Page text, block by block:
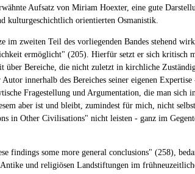
Aufsatz von Miriam Hoexter, eine gute
kulturgeschichtlich orientierten Osmanistik.
im zweiten Teil des vorliegenden Bandes stehend
ermöglicht" (205). Hierfür setzt er sich kritisch
Bereiche, die nicht zuletzt in kirchliche
innerhalb des Bereiches seiner eigenen
Fragestellung und Argumentation, die man
aber ist und bleibt, zumindest für mich, nicht
in Other Civilisations" nicht leisten - ganz im
findings some more general conclusions" (258),
und religiösen Landstiftungen im